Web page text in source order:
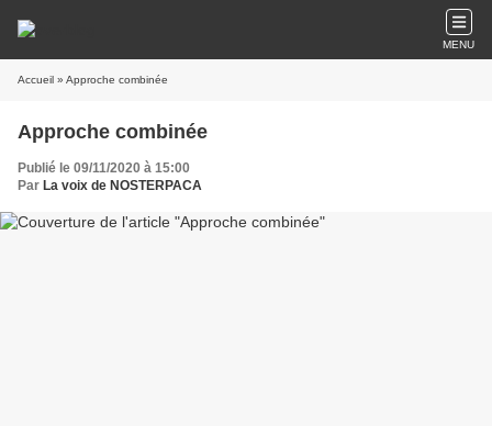
MENU
Accueil » Approche combinée
Approche combinée
Publié le 09/11/2020 à 15:00
Par La voix de NOSTERPACA